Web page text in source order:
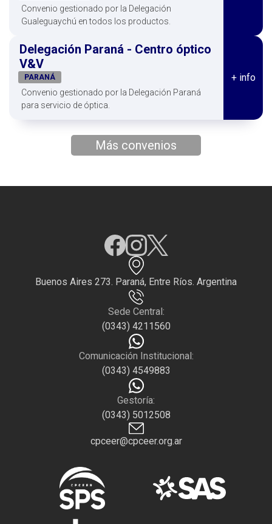
Convenio gestionado por la Delegación
Gualeguaychú en todos los productos.
Delegación Paraná - Centro óptico
V&V
PARANÁ
Convenio gestionado por la Delegación Paraná
para servicio de óptica.
+ info
Más convenios
Buenos Aires 273. Paraná, Entre Ríos. Argentina
Sede Central:
(0343) 4211560
Comunicación Institucional:
(0343) 4549883
Gestoría:
(0343) 5012508
cpceer@cpceer.org.ar